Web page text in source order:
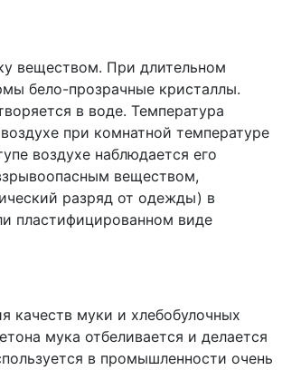
веществом. При длительном
бело-прозрачные кристаллы.
в воде. Температура
при комнатной температуре
воздухе наблюдается его
веществом,
разряд от одежды) в
пластифицированном виде
качеств муки и хлебобулочных
мука отбеливается и делается
в промышленности очень